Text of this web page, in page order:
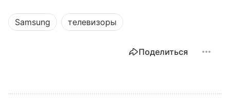
Samsung телевизоры
Поделиться